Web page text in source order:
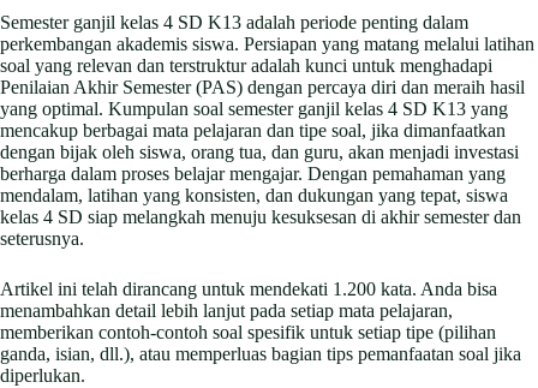
Semester ganjil kelas 4 SD K13 adalah periode penting dalam
perkembangan akademis siswa. Persiapan yang matang melalui latihan
soal yang relevan dan terstruktur adalah kunci untuk menghadapi
Penilaian Akhir Semester (PAS) dengan percaya diri dan meraih hasil
yang optimal. Kumpulan soal semester ganjil kelas 4 SD K13 yang
mencakup berbagai mata pelajaran dan tipe soal, jika dimanfaatkan
dengan bijak oleh siswa, orang tua, dan guru, akan menjadi investasi
berharga dalam proses belajar mengajar. Dengan pemahaman yang
mendalam, latihan yang konsisten, dan dukungan yang tepat, siswa
kelas 4 SD siap melangkah menuju kesuksesan di akhir semester dan
seterusnya.
Artikel ini telah dirancang untuk mendekati 1.200 kata. Anda bisa
menambahkan detail lebih lanjut pada setiap mata pelajaran,
memberikan contoh-contoh soal spesifik untuk setiap tipe (pilihan
ganda, isian, dll.), atau memperluas bagian tips pemanfaatan soal jika
diperlukan.